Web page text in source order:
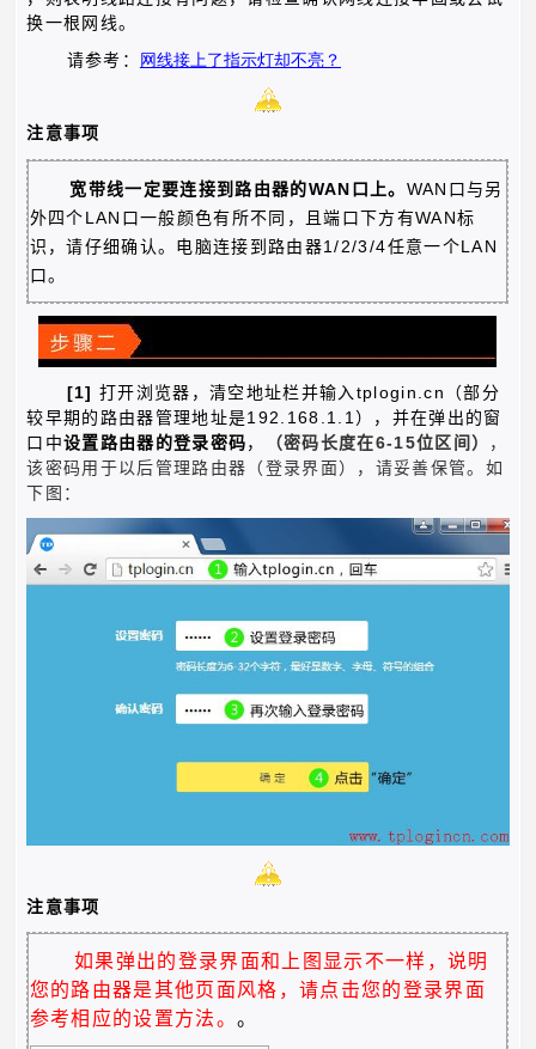
换一根网线。
请参考： 网线接上了指示灯却不亮？
注意事项
宽带线一定要连接到路由器的WAN 口上。 WAN 口与另
外四个 LAN 口一般颜色有所不同，且端口下方有WAN标
识，请仔细确认。电脑连接到路由器1/2/3/4任意一个LAN
口。
[1] 打开浏览器，清空地址栏并输入 tplogin.cn
（部分
较早期的路由器管理地址是192.168.1.1 ），并在弹出的窗
口中设置路由器的登录密码 ， （密码长度在6-15位区间）
，
该密码用于以后管理路由器（登录界面），请妥善保管。如
下图：
注意事项
如果弹出的登录界面和上图显示不一样，说明
您的路由器是其他页面风格，请点击您的登录界面
参考相应的设置方法。。